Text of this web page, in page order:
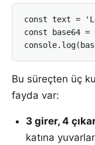
const text =
const base64
Bu süreçten üç
fayda var:
3 girer, 4
katına